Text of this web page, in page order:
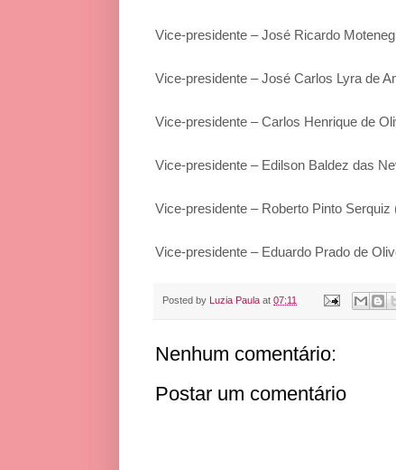
Vice-presidente – José Ricardo
Vice-presidente – José Carlos Lyra de
Vice-presidente – Carlos Henrique de
Vice-presidente – Edilson Baldez das
Vice-presidente – Roberto Pinto Serquiz
Vice-presidente – Eduardo Prado de
Posted by Luzia Paula at 07:11
Nenhum comentário:
Postar um comentário